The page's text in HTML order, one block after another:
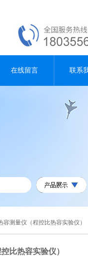
在线留言 联系
测量仪（程控比热容实验仪）
比热容实验仪）